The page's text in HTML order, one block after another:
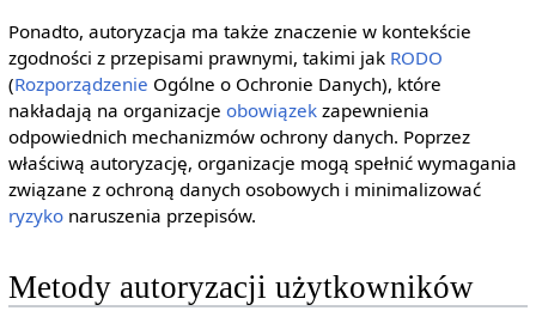
Ponadto, autoryzacja ma także znaczenie w kontekście
zgodności z przepisami prawnymi, takimi jak RODO
(Rozporządzenie Ogólne o Ochronie Danych), które
nakładają na organizacje obowiązekzapewnienia
odpowiednich mechanizmów ochrony danych. Poprzez
właściwą autoryzację, organizacje mogą spełnić wymagania
związane z ochroną danych osobowych i minimalizować
ryzykonaruszenia przepisów.
Metody autoryzacji użytkowników